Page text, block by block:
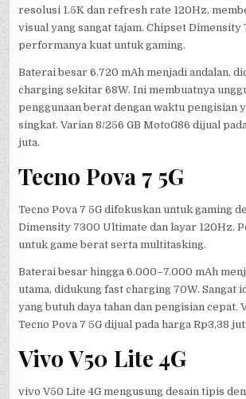
resolusi 1.5K dan refresh rate 120Hz,
visual yang sangat tajam. Chipset Dimensity
performanya kuat untuk gaming.
Baterai besar 6.720 mAh menjadi andalan,
charging sekitar 68W. Ini membuatnya
penggunaan berat dengan waktu pengisian
singkat. Varian 8/256 GB MotoG86 dijual
juta.
Tecno Pova 7 5G
Tecno Pova 7 5G difokuskan untuk gaming
Dimensity 7300 Ultimate dan layar 120Hz.
untuk game berat serta multitasking.
Baterai besar hingga 6.000–7.000 mAh
utama, didukung fast charging 70W. Sangat
yang butuh daya tahan dan pengisian cepat.
Tecno Pova 7 5G dijual pada harga Rp3,38
Vivo V50 Lite 4G
vivo V50 Lite 4G mengusung desain tipis